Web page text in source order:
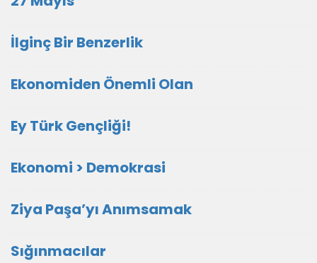
İlginç Bir Benzerlik
Ekonomiden Önemli Olan
Ey Türk Gençliği!
Ekonomi > Demokrasi
Ziya Paşa’yı Anımsamak
Sığınmacılar